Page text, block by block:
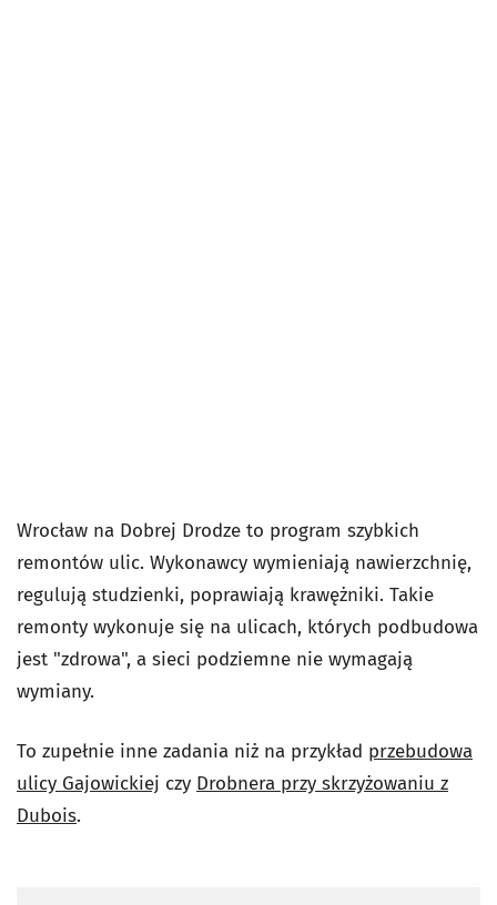
Wrocław na Dobrej Drodze to program szybkich
remontów ulic. Wykonawcy wymieniają nawierzchnię,
regulują studzienki, poprawiają krawężniki. Takie
remonty wykonuje się na ulicach, których podbudowa
jest "zdrowa", a sieci podziemne nie wymagają
wymiany.
To zupełnie inne zadania niż na przykład przebudowa
ulicy Gajowickiej czy Drobnera przy skrzyżowaniu z
Dubois.